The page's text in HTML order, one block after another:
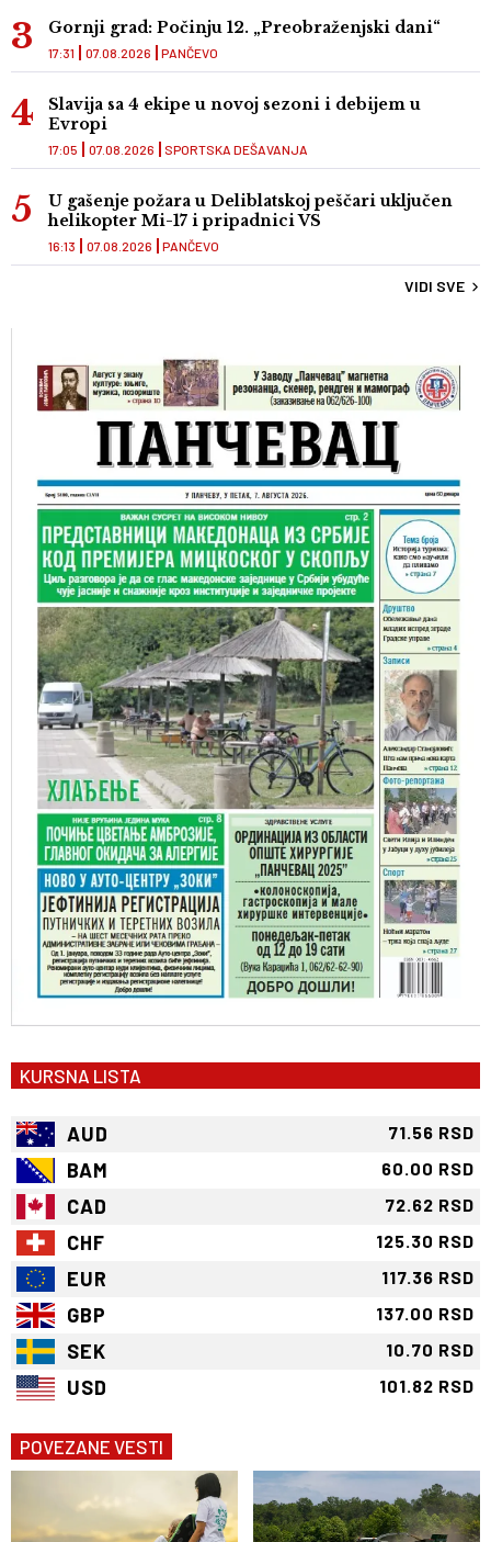
Gornji grad: Počinju 12. „Preobraženjski dani“
PANČEVO
17:31 07.08.2026
Slavija sa 4 ekipe u novoj sezoni i debijem u
Evropi
SPORTSKA DEŠAVANJA
17:05 07.08.2026
U gašenje požara u Deliblatskoj peščari uključen
helikopter Mi-17 i pripadnici VS
PANČEVO
16:13 07.08.2026
VIDI SVE
KURSNA LISTA
AUD 71.56 RSD
BAM 60.00 RSD
CAD 72.62 RSD
CHF 125.30 RSD
EUR 117.36 RSD
GBP 137.00 RSD
SEK 10.70 RSD
USD 101.82 RSD
POVEZANE VESTI